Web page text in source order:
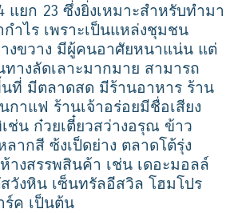
แยก 23 ซึ่งยิ่งเหมาะสำหรับทำมา
ำไร เพราะเป็นแหล่งชุมชน
งขวาง มีผู้คนอาศัยหนาแน่น แต่
างลัดเลาะมากมาย สามารถ
ที่ มีตลาดสด มีร้านอาหาร ร้าน
าแฟ ร้านเจ้าอร่อยมีชื่อเสียง
ช่น ก๋วยเตี๋ยวสว่างอรุณ ข้าว
ลากสี ซ้งเป็ดย่าง ตลาดโต้รุ่ง
างสรรพสินค้า เช่น เดอะมอลล์
วังหิน เซ็นทรัลอีสวิล โฮมโปร
ร์ค เป็นต้น